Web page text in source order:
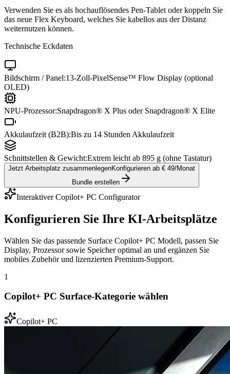
Verwenden Sie es als hochauflösendes Pen-Tablet oder koppeln Sie
das neue Flex Keyboard, welches Sie kabellos aus der Distanz
weiternutzen können.
Technische Eckdaten
Bildschirm / Panel:13-Zoll-PixelSense™ Flow Display (optional
OLED)
NPU-Prozessor:Snapdragon® X Plus oder Snapdragon® X Elite
Akkulaufzeit (B2B):Bis zu 14 Stunden Akkulaufzeit
Schnittstellen & Gewicht:Extrem leicht ab 895 g (ohne Tastatur)
Jetzt Arbeitsplatz zusammenlegenKonfigurieren ab € 49/Monat
Bundle erstellen
Interaktiver Copilot+ PC Configurator
Konfigurieren Sie Ihre KI-Arbeitsplätze
Wählen Sie das passende Surface Copilot+ PC Modell, passen Sie
Display, Prozessor sowie Speicher optimal an und ergänzen Sie
mobiles Zubehör und lizenzierten Premium-Support.
1
Copilot+ PC Surface-Kategorie wählen
Copilot+ PC